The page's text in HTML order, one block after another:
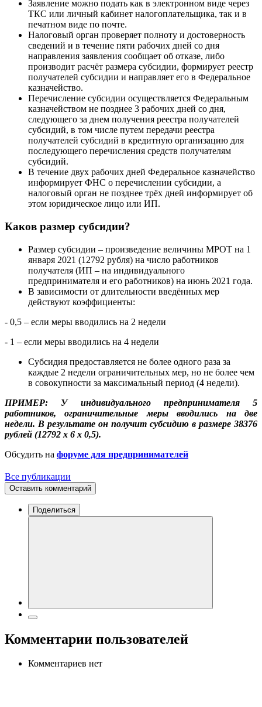
Заявление можно подать как в электронном виде через
ТКС или личный кабинет налогоплательщика, так и в
печатном виде по почте.
Налоговый орган проверяет полноту и достоверность
сведений и в течение пяти рабочих дней со дня
направления заявления сообщает об отказе, либо
производит расчёт размера субсидии, формирует реестр
получателей субсидии и направляет его в Федеральное
казначейство.
Перечисление субсидии осуществляется Федеральным
казначейством не позднее 3 рабочих дней со дня,
следующего за днем получения реестра получателей
субсидий, в том числе путем передачи реестра
получателей субсидий в кредитную организацию для
последующего перечисления средств получателям
субсидий.
В течение двух рабочих дней Федеральное казначейство
информирует ФНС о перечислении субсидии, а
налоговый орган не позднее трёх дней информирует об
этом юридическое лицо или ИП.
Каков размер субсидии?
Размер субсидии – произведение величины МРОТ на 1
января 2021 (12792 рубля) на число работников
получателя (ИП – на индивидуального
предпринимателя и его работников) на июнь 2021 года.
В зависимости от длительности введённых мер
действуют коэффициенты:
- 0,5 – если меры вводились на 2 недели
- 1 – если меры вводились на 4 недели
Субсидия предоставляется не более одного раза за
каждые 2 недели ограничительных мер, но не более чем
в совокупности за максимальный период (4 недели).
ПРИМЕР: У индивидуального предпринимателя 5
работников, ограничительные меры вводились на две
недели. В результате он получит субсидию в размере 38376
рублей (12792 х 6 х 0,5).
Обсудить на форуме для предпринимателей
Все публикации
Оставить комментарий
Поделиться
Комментарии пользователей
Комментариев нет